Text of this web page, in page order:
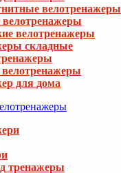
велотренажеры
велотренажеры
складные
для дома
тренажеры